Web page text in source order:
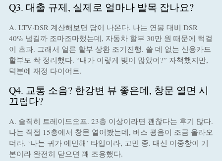
Q3. 대출 규제, 실제로 얼마나 발목 잡나요?
A. LTV·DSR 계산해보면 답이 나온다. 나는 연봉 대비 DSR
40% 넘길까 조마조마했는데, 자동차 할부 30만 원 때문에 턱걸
이 초과. 그래서 얼른 할부 상환 조기진행. 쓸 데 없는 신용카드
할부도 싹 정리했다. “내가 이렇게 빚이 많았어?” 자책했지만,
덕분에 재정 다이어트.
Q4. 교통 소음? 한강변 뷰 좋은데, 창문 열면 시
끄럽다?
A. 솔직히 트레이드오프. 23층 이상이라면 괜찮다는 후기 많다.
나는 직접 15층에서 창문 열어봤는데, 버스 굉음이 조금 올라오
더라. ‘나는 귀가 예민해’ 타입이라, 고민 중. 대신 이중창이 기
본이라 완전히 닫으면 꽤 조용했다.